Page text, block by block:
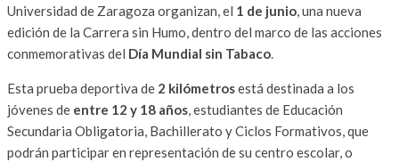
Universidad de Zaragoza organizan, el 1 de junio, una nueva
edición de la Carrera sin Humo, dentro del marco de las acciones
conmemorativas del Día Mundial sin Tabaco.
Esta prueba deportiva de 2 kilómetrosestá destinada a los
jóvenes de entre 12 y 18 años, estudiantes de Educación
Secundaria Obligatoria, Bachillerato y Ciclos Formativos, que
podrán participar en representación de su centro escolar, o